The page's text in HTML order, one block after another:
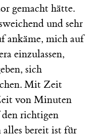
gemacht hätte.
und sehr
ankäme, mich auf
einzulassen,
sich
Mit Zeit
von Minuten
den richtigen
bereit ist für